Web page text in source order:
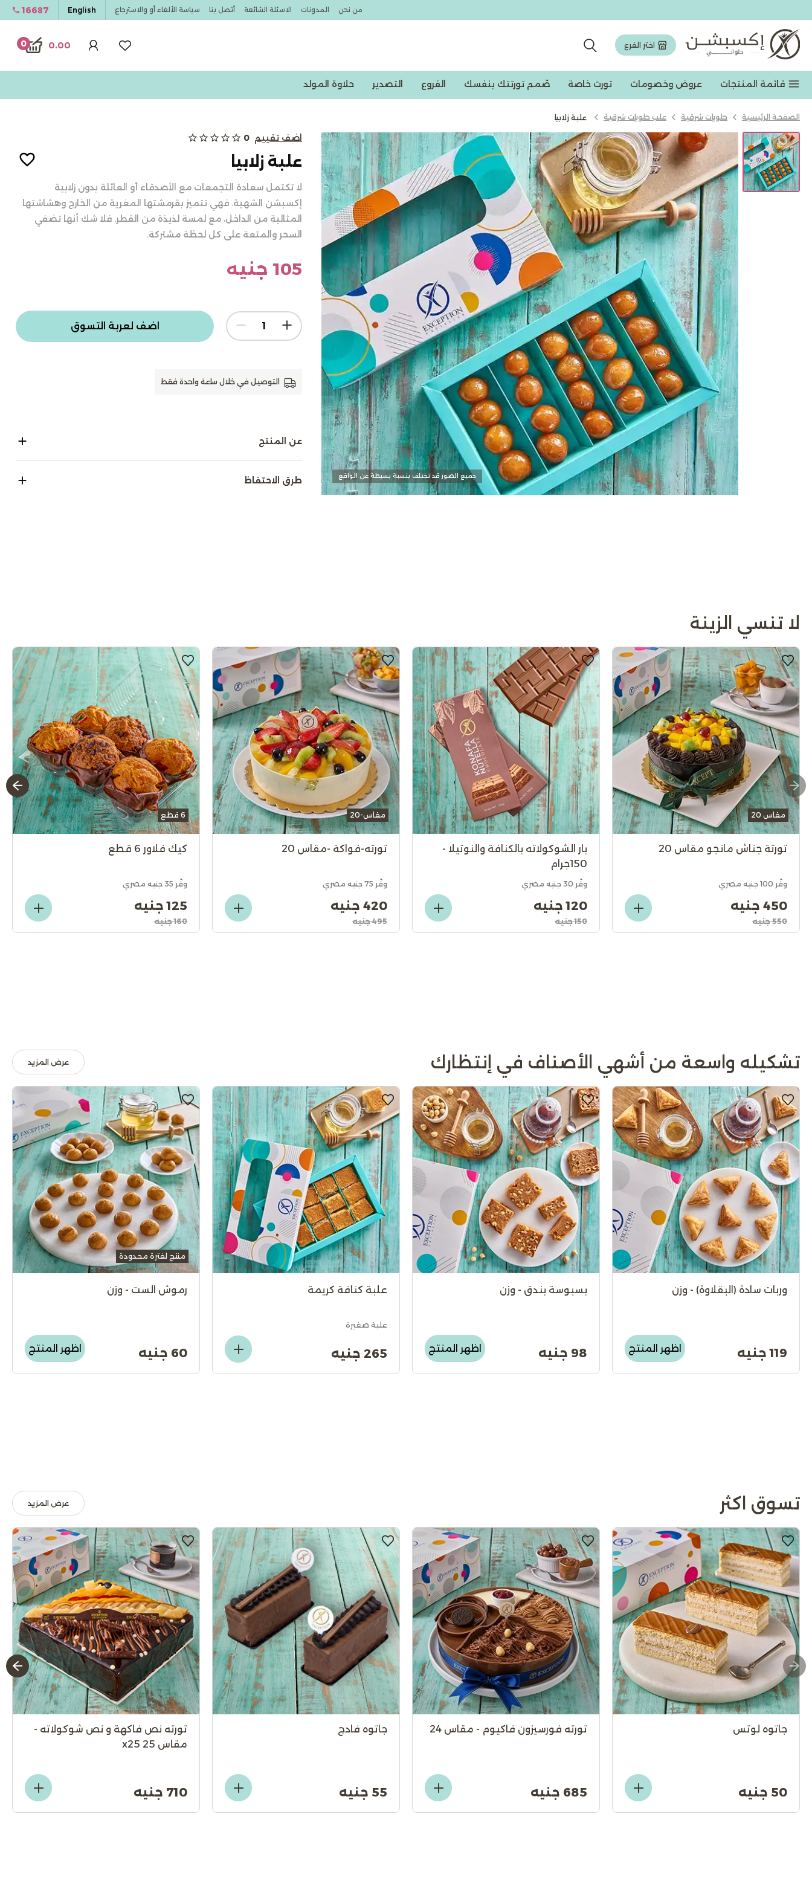
من نحن المدونات الاسئلة الشائعة أتصل بنا سياسة الألغاء أو والاسترجاع English
16687
اختر الفرع 0.00
0
قائمة المنتجات
عروض وخصومات
خصومات اكسبشن
تورت وجاتوه
مخبوزات
حلويات شرقیة
شوكولاته
ايس كريم
كحك وبسكويت
الالبان
عروض وخصومات تورت خاصة صّمم تورتتك بنفسك الفروع التصدير حلاوة المولد
الصفحة الرئيسية حلويات شرقیة علب حلويات شرقية علبة زلابيا
جميع الصور قد تختلف بنسبة بسيطة عن الواقع
اضف تقييم 0
star_outline
star_outline
star_outline
star_outline
star_outline
علبة زلابيا
لا تكتمل سعادة التجمعات مع الأصدقاء أو العائلة بدون زلابية
إكسبشن الشهية. فهي تتميز بقرمشتها المغرية من الخارج وهشاشتها
المثالية من الداخل، مع لمسة لذيذة من القطر. فلا شك أنها تضفي
السحر والمتعة على كل لحظة مشتركة.
105 جنيه
اضف لعربة التسوق
التوصيل في خلال ساعة واحدة فقط
عن المنتج
طرق الاحتفاظ
لا تنسي الزينة
مقاس 20
تورتة جناش مانجو مقاس 20
وفّر 100 جنيه مصري
450 جنيه
550 جنيه
بار الشوكولاته بالكنافة والنوتيلا -
150جرام
وفّر 30 جنيه مصري
120 جنيه
150 جنيه
مقاس-20
تورته-فواكة -مقاس 20
وفّر 75 جنيه مصري
420 جنيه
495 جنيه
6 قطع
كيك فلاور 6 قطع
وفّر 35 جنيه مصري
125 جنيه
160 جنيه
تشكيله واسعة من أشهي الأصناف في إنتظارك عرض المزيد
وربات سادة (البقلاوة) - وزن
119 جنيه اظهر المنتج
بسبوسة بندق - وزن
98 جنيه اظهر المنتج
علبة كنافة كريمة
علبة صغيرة
265 جنيه
منتج لفترة محدودة
رموش الست - وزن
60 جنيه اظهر المنتج
تسوق اكثر عرض المزيد
جاتوه لوتس
50 جنيه
تورته فورسيزون فاكيوم - مقاس 24
685 جنيه
جاتوه فادج
55 جنيه
تورته نص فاكهة و نص شوكولاته -
مقاس 25 x25
710 جنيه